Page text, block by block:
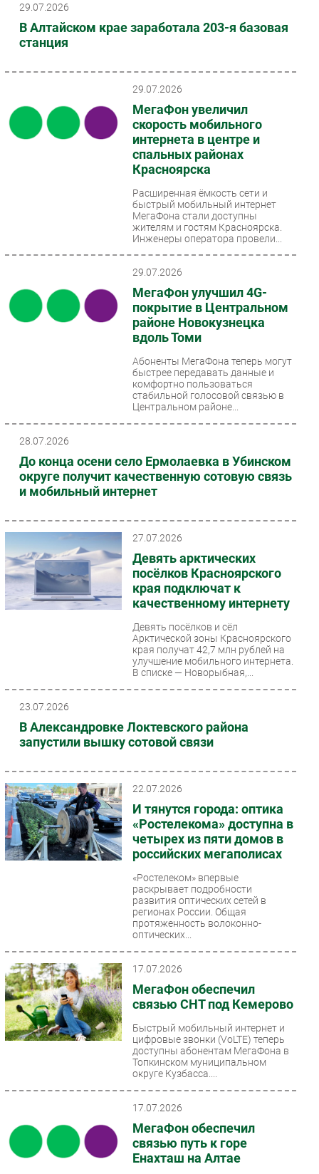
29.07.2026
В Алтайском крае заработала 203-я базовая
станция
29.07.2026
МегаФон увеличил
скорость мобильного
интернета в центре и
спальных районах
Красноярска
Расширенная ёмкость сети и
быстрый мобильный интернет
МегаФона стали доступны
жителям и гостям Красноярска.
Инженеры оператора провели...
29.07.2026
МегаФон улучшил 4G-
покрытие в Центральном
районе Новокузнецка
вдоль Томи
Абоненты МегаФона теперь могут
быстрее передавать данные и
комфортно пользоваться
стабильной голосовой связью в
Центральном районе...
28.07.2026
До конца осени село Ермолаевка в Убинском
округе получит качественную сотовую связь
и мобильный интернет
27.07.2026
Девять арктических
посёлков Красноярского
края подключат к
качественному интернету
Девять посёлков и сёл
Арктической зоны Красноярского
края получат 42,7 млн рублей на
улучшение мобильного интернета.
В списке — Новорыбная,...
23.07.2026
В Александровке Локтевского района
запустили вышку сотовой связи
22.07.2026
И тянутся города: оптика
«Ростелекома» доступна в
четырех из пяти домов в
российских мегаполисах
«Ростелеком» впервые
раскрывает подробности
развития оптических сетей в
регионах России. Общая
протяженность волоконно-
оптических...
17.07.2026
МегаФон обеспечил
связью СНТ под Кемерово
Быстрый мобильный интернет и
цифровые звонки (VoLTE) теперь
доступны абонентам МегаФона в
Топкинском муниципальном
округе Кузбасса....
17.07.2026
МегаФон обеспечил
связью путь к горе
Енахташ на Алтае